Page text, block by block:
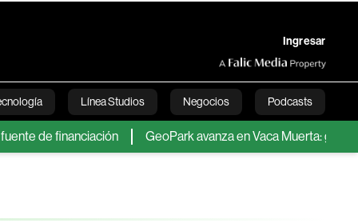
Ingresar
Línea Studios Negocios Podcasts
English
financiación GeoPark avanza en Vaca Muerta: ganó US$34